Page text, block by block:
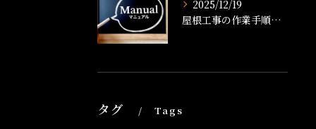
2025/12/19
屋根工事の作業手順書とは？工事の流れや準備、品質管理まで徹底解説
タグ Tags